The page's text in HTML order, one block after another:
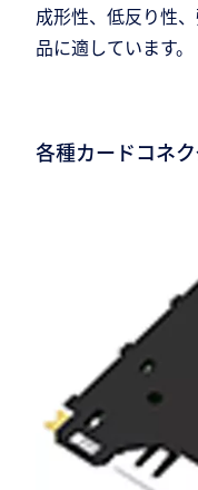
成形性、低反り性
品に適しています。
各種カードコネク